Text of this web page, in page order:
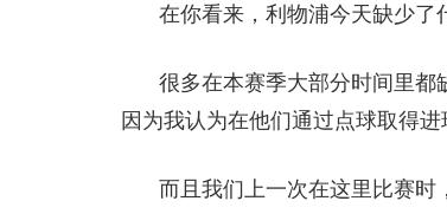
在你看来，利物浦今天缺少了
很多在本赛季大部分时间里
因为我认为在他们通过点球取得进
而且我们上一次在这里比赛时